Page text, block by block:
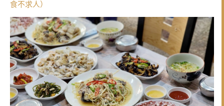
食不求人）